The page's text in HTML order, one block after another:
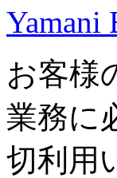
Yamani
お客様
業務に
切利用